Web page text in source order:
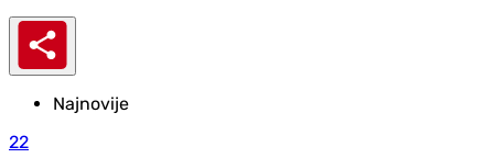
Najnovije
22